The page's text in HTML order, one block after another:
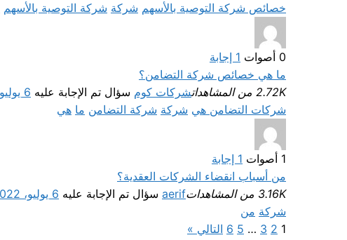
خصائص شركة التوصية بالأسهم شركة شركة التوصية بالأسهم
0 أصوات 1 إجابة
ما هي خصائص شركة التضامن؟
2.72K من المشاهدات
شركات كوم سؤال تم الإجابة عليه 6 يوليو، 2022
شركات التضامن هي شركة شركة التضامن ما هي
1 أصوات 1 إجابة
من أسباب انقضاء الشركات العقدية؟
3.16K من المشاهدات
aerif سؤال تم الإجابة عليه 6 يوليو، 2022
شركة من
1
2
3
…
5
6 التالي »